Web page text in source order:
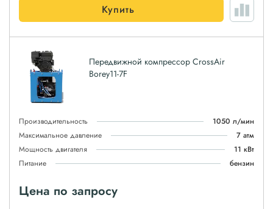
Купить
Передвижной компрессор CrossAir
Borey11-7F
Производительность
1050 л/мин
Максимальное давление
7 атм
Мощность двигателя
11 кВт
Питание
бензин
Цена по запросу